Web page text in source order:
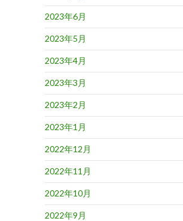
2023年6月
2023年5月
2023年4月
2023年3月
2023年2月
2023年1月
2022年12月
2022年11月
2022年10月
2022年9月